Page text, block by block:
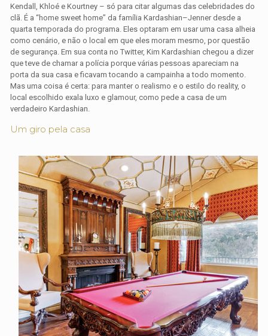
Kendall, Khloé e Kourtney – só para citar algumas das celebridades do
clã. É a “home sweet home” da família Kardashian–Jenner desde a
quarta temporada do programa. Eles optaram em usar uma casa alheia
como cenário, e não o local em que eles moram mesmo, por questão
de segurança. Em sua conta no Twitter, Kim Kardashian chegou a dizer
que teve de chamar a polícia porque várias pessoas apareciam na
porta da sua casa e ficavam tocando a campainha a todo momento.
Mas uma coisa é certa: para manter o realismo e o estilo do reality, o
local escolhido exala luxo e glamour, como pede a casa de um
verdadeiro Kardashian.
Um giro pela casa